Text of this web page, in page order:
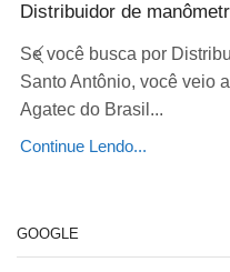
Distribuidor de
Se você busca por
Santo Antônio, você veio
Agatec do Brasil...
Continue Lendo...
GOOGLE